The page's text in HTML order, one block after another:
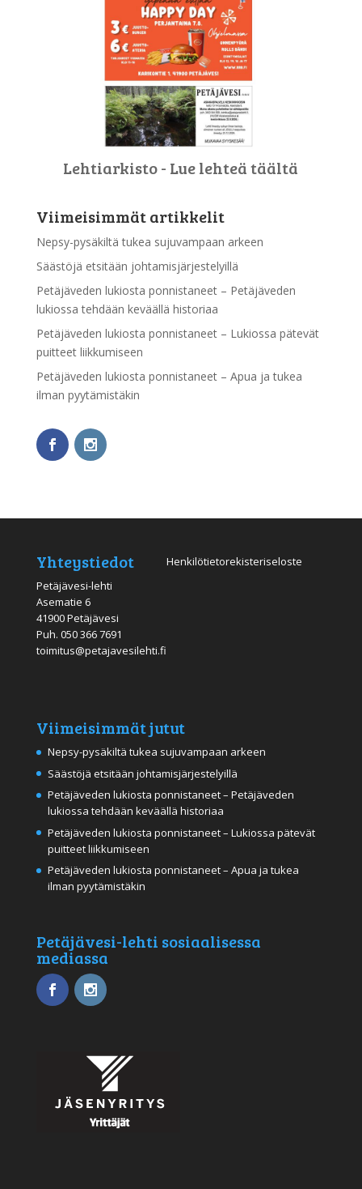
Lehtiarkisto - Lue lehteä täältä
Viimeisimmät artikkelit
Nepsy-pysäkiltä tukea sujuvampaan arkeen
Säästöjä etsitään johtamisjärjestelyillä
Petäjäveden lukiosta ponnistaneet – Petäjäveden
lukiossa tehdään keväällä historiaa
Petäjäveden lukiosta ponnistaneet – Lukiossa pätevät
puitteet liikkumiseen
Petäjäveden lukiosta ponnistaneet – Apua ja tukea
ilman pyytämistäkin
Yhteystiedot
Petäjävesi-lehti
Asematie 6
41900 Petäjävesi
Puh. 050 366 7691
toimitus@petajavesilehti.fi
Henkilötietorekisteriseloste
Viimeisimmät jutut
Nepsy-pysäkiltä tukea sujuvampaan arkeen
Säästöjä etsitään johtamisjärjestelyillä
Petäjäveden lukiosta ponnistaneet – Petäjäveden
lukiossa tehdään keväällä historiaa
Petäjäveden lukiosta ponnistaneet – Lukiossa pätevät
puitteet liikkumiseen
Petäjäveden lukiosta ponnistaneet – Apua ja tukea
ilman pyytämistäkin
Petäjävesi-lehti sosiaalisessa
mediassa